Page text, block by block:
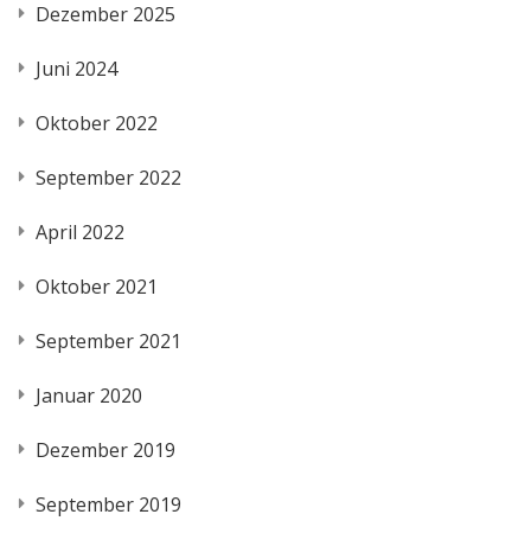
Dezember 2025
Juni 2024
Oktober 2022
September 2022
April 2022
Oktober 2021
September 2021
Januar 2020
Dezember 2019
September 2019